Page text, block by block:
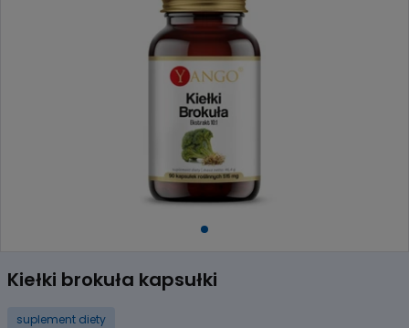
1
of
Kiełki brokuła kapsułki
suplement diety